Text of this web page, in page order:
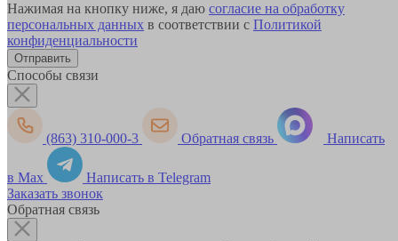
Нажимая на кнопку ниже, я даю согласие на обработку
персональных данных в соответствии с Политикой
конфиденциальности
Способы связи
(863) 310-000-3 Обратная связь Написать
в Max
Написать в Telegram
Заказать звонок
Обратная связь